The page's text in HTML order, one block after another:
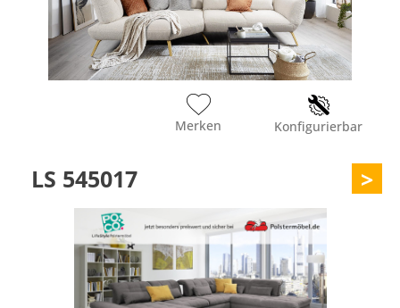
Merken Konfigurierbar
LS 545017 >